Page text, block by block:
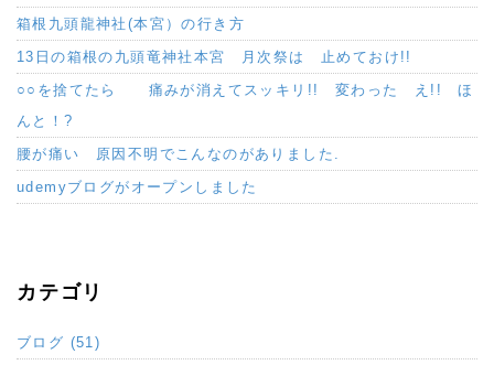
箱根九頭龍神社(本宮）の行き方
13日の箱根の九頭竜神社本宮 月次祭は 止めておけ!!
○○を捨てたら 痛みが消えてスッキリ!! 変わった え!! ほ
んと！?
腰が痛い 原因不明でこんなのがありました.
udemyブログがオープンしました
カテゴリ
ブログ (51)